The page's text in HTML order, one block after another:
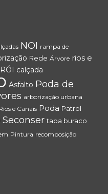
NOI rampa de
Rede Árvore rios e
calçada
Asfalto Poda de
arborização urbana
e Canais Poda Patrol
Seconser tapa buraco
Pintura recomposição